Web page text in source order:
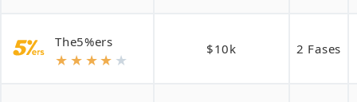
The5%ers
★ ★ ★★ ★
$10k 2 Fases